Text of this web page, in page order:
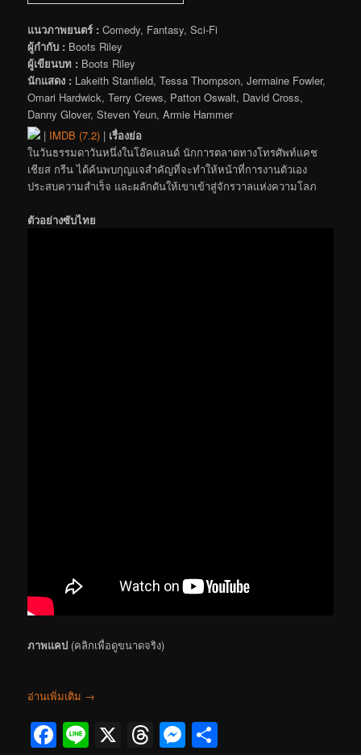
แนวภาพยนตร์ : Comedy, Fantasy, Sci-Fi
ผู้กำกับ : Boots Riley
ผู้เขียนบท : Boots Riley
นักแสดง : Lakeith Stanfield, Tessa Thompson, Jermaine Fowler,
Omari Hardwick, Terry Crews, Patton Oswalt, David Cross,
Danny Glover, Steven Yeun, Armie Hammer
| IMDB (7.2) | เรื่องย่อ
ในวันธรรมดาวันหนึ่งในโอ๊คแลนด์ นักการตลาดทางโทรศัพท์แคช
เชียส กรีน ได้ค้นพบกุญแจสำคัญที่จะทำให้หน้าที่การงานตัวเอง
ประสบความสำเร็จ และผลักดันให้เขาเข้าสู่จักรวาลแห่งความโลภ
ตัวอย่างซับไทย
ภาพแคป (คลิกเพื่อดูขนาดจริง)
อ่านเพิ่มเติม →
Facebook
Line
X Threads
Messenger